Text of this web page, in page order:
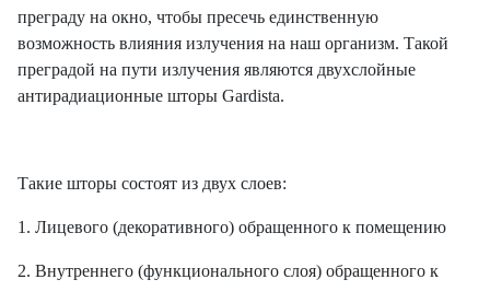
преграду на окно, чтобы пресечь единственную
возможность влияния излучения на наш организм. Такой
преградой на пути излучения являются двухслойные
антирадиационные шторы Gardista.
Такие шторы состоят из двух слоев:
1. Лицевого (декоративного) обращенного к помещению
2. Внутреннего (функционального слоя) обращенного к